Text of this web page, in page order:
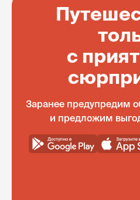
с
Заранее предупредим
и предложим